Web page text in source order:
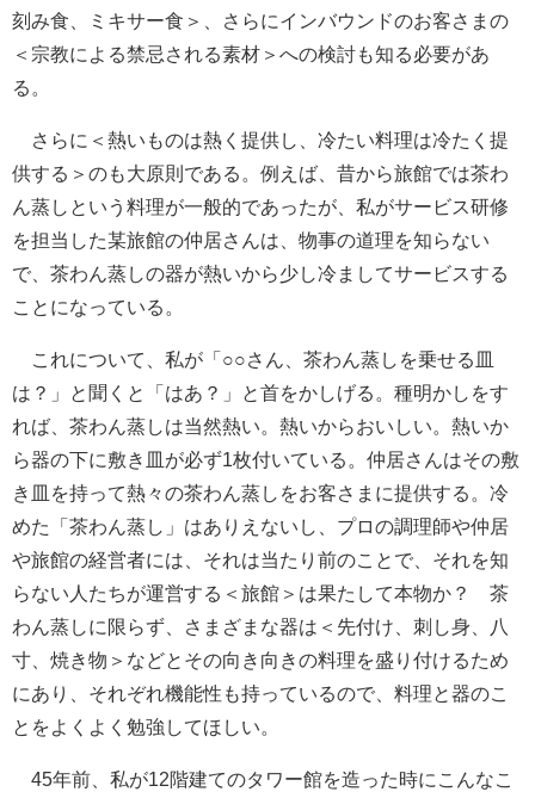
刻み食、ミキサー食＞、さらにインバウンドのお客さまの
＜宗教による禁忌される素材＞への検討も知る必要があ
る。
さらに＜熱いものは熱く提供し、冷たい料理は冷たく提
供する＞のも大原則である。例えば、昔から旅館では茶わ
ん蒸しという料理が一般的であったが、私がサービス研修
を担当した某旅館の仲居さんは、物事の道理を知らない
で、茶わん蒸しの器が熱いから少し冷ましてサービスする
ことになっている。
これについて、私が「○○さん、茶わん蒸しを乗せる皿
は？」と聞くと「はあ？」と首をかしげる。種明かしをす
れば、茶わん蒸しは当然熱い。熱いからおいしい。熱いか
ら器の下に敷き皿が必ず1枚付いている。仲居さんはその敷
き皿を持って熱々の茶わん蒸しをお客さまに提供する。冷
めた「茶わん蒸し」はありえないし、プロの調理師や仲居
や旅館の経営者には、それは当たり前のことで、それを知
らない人たちが運営する＜旅館＞は果たして本物か？ 茶
わん蒸しに限らず、さまざまな器は＜先付け、刺し身、八
寸、焼き物＞などとその向き向きの料理を盛り付けるため
にあり、それぞれ機能性も持っているので、料理と器のこ
とをよくよく勉強してほしい。
45年前、私が12階建てのタワー館を造った時にこんなこ